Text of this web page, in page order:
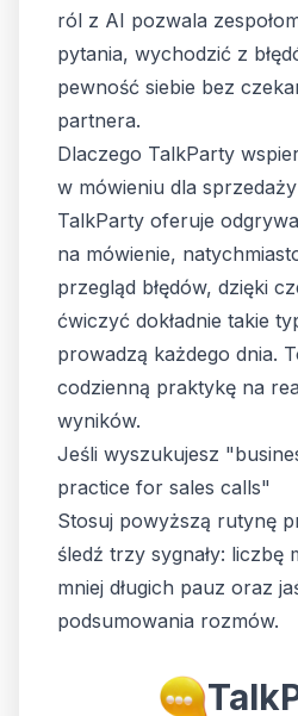
ról z AI pozwala
pytania, wychodzić z
pewność siebie bez
partnera.
Dlaczego TalkParty
w mówieniu dla
TalkParty oferuje
na mówienie,
przegląd błędów, dzięki
ćwiczyć dokładnie takie
prowadzą każdego dnia.
codzienną praktykę na
wyników.
Jeśli wyszukujesz
practice for sales calls"
Stosuj powyższą rutynę
śledź trzy sygnały: liczbę
mniej długich pauz oraz
podsumowania rozmów.